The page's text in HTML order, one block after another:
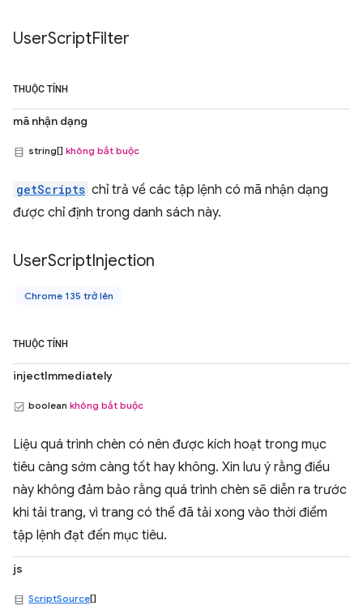
UserScriptFilter
THUỘC TÍNH
mã nhận dạng
string[] không bắt buộc
getScripts chỉ trả về các tập lệnh có mã nhận dạng
được chỉ định trong danh sách này.
UserScriptInjection
Chrome 135 trở lên
THUỘC TÍNH
injectImmediately
boolean không bắt buộc
Liệu quá trình chèn có nên được kích hoạt trong mục
tiêu càng sớm càng tốt hay không. Xin lưu ý rằng điều
này không đảm bảo rằng quá trình chèn sẽ diễn ra trước
khi tải trang, vì trang có thể đã tải xong vào thời điểm
tập lệnh đạt đến mục tiêu.
js
ScriptSource[]